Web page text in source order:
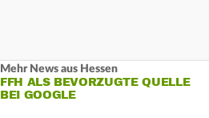
Mehr News aus Hessen
FFH ALS BEVORZUGTE QUELLE
BEI GOOGLE